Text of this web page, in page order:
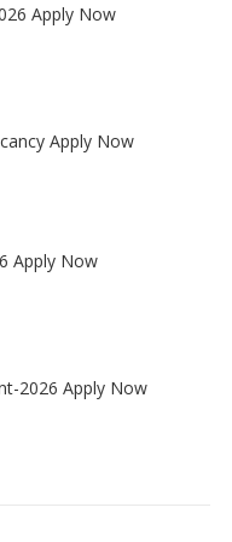
Apply Now
Apply Now
Apply Now
2026 Apply Now